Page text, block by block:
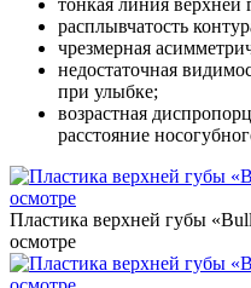
расплывчатость
чрезмерная
недостаточная
при улыбке;
возрастная
расстояние
Пластика верхней губы
осмотре